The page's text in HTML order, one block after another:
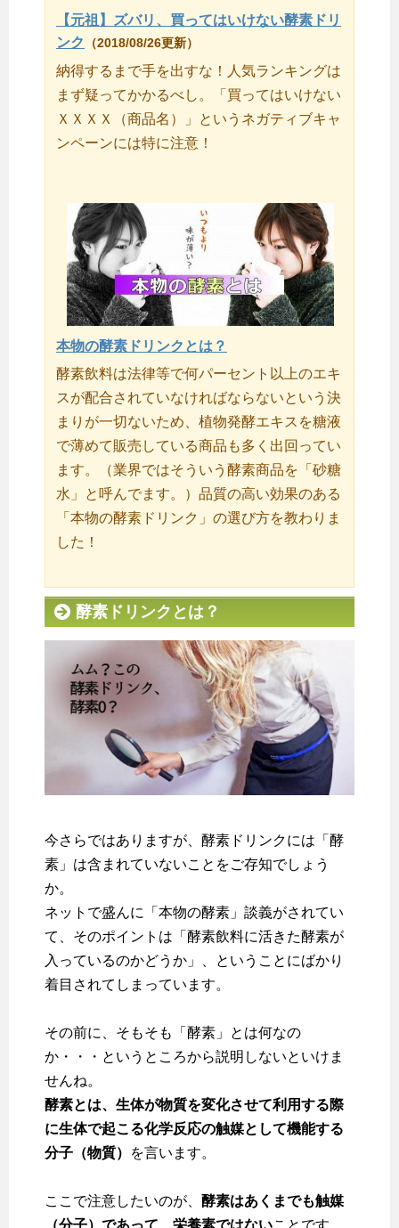
【元祖】ズバリ、買ってはいけない酵素ドリ
ンク
（2018/08/26更新）
納得するまで手を出すな！人気ランキングは
まず疑ってかかるべし。「買ってはいけない
ＸＸＸＸ（商品名）」というネガティブキャ
ンペーンには特に注意！
本物の酵素ドリンクとは？
酵素飲料は法律等で何パーセント以上のエキ
スが配合されていなければならないという決
まりが一切ないため、植物発酵エキスを糖液
で薄めて販売している商品も多く出回ってい
ます。（業界ではそういう酵素商品を「砂糖
水」と呼んでます。）品質の高い効果のある
「本物の酵素ドリンク」の選び方を教わりま
した！
酵素ドリンクとは？
今さらではありますが、酵素ドリンクには「酵
素」は含まれていないことをご存知でしょう
か。
ネットで盛んに「本物の酵素」談義がされてい
て、そのポイントは「酵素飲料に活きた酵素が
入っているのかどうか」、ということにばかり
着目されてしまっています。
その前に、そもそも「酵素」とは何なの
か・・・というところから説明しないといけま
せんね。
酵素とは、生体が物質を変化させて利用する際
に生体で起こる化学反応の触媒として機能する
分子（物質）
を言います。
ここで注意したいのが、 酵素はあくまでも触媒
（分子）であって、栄養素ではないことです。